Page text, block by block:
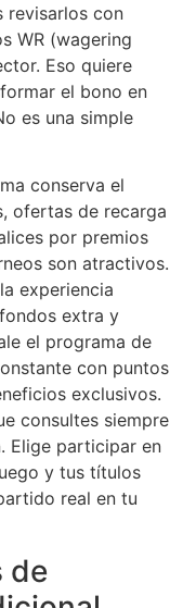
revisarlos con
WR (wagering
Eso quiere
el bono en
es una simple
conserva el
ofertas de recarga
por premios
son atractivos.
experiencia
extra y
el programa de
con puntos
exclusivos.
consultes siempre
Elige participar en
y tus títulos
real en tu
de